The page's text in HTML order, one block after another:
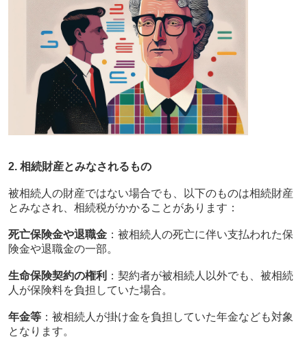
2. 相続財産とみなされるもの
被相続人の財産ではない場合でも、以下のものは相続財産
とみなされ、相続税がかかることがあります：
死亡保険金や退職金：被相続人の死亡に伴い支払われた保
険金や退職金の一部。
生命保険契約の権利 ：契約者が被相続人以外でも、被相続
人が保険料を負担していた場合。
年金等：被相続人が掛け金を負担していた年金なども対象
となります。